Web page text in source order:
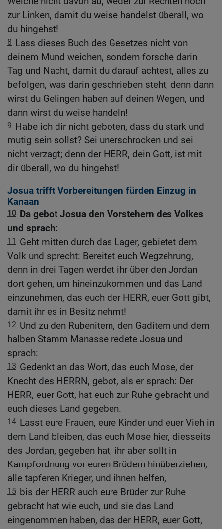
zur Linken, damit du weise handelst überall, wo
du hingehst!
8 Lass dieses Buch des Gesetzes nicht von
deinem Mund weichen, sondern forsche darin
Tag und Nacht, damit du darauf achtest, alles zu
befolgen, was darin geschrieben steht; denn dann
wirst du Gelingen haben auf deinen Wegen, und
dann wirst du weise handeln!
9 Habe ich dir nicht geboten, dass du stark und
mutig sein sollst? Sei unerschrocken und sei
nicht verzagt; denn der HERR, dein Gott, ist mit
dir überall, wo du hingehst!
Josua trifft Vorbereitungen fürden Einzug in
Kanaan
10 Da gebot Josua den Vorstehern des Volkes
und sprach:
11
Geht mitten durch das Lager, gebietet dem
Volk und sprecht: Bereitet euch Wegzehrung,
denn in drei Tagen werdet ihr über den Jordan
dort gehen, um hineinzukommen und das Land
einzunehmen, das euch der HERR, euer Gott gibt,
damit ihr es in Besitz nehmt!
12 Und zu den Rubenitern, den Gaditern und dem
halben Stamm Manasse redete Josua und
sprach:
13 Gedenkt an das Wort, das euch Mose, der
Knecht des HERRN, gebot, als er sprach: Der
HERR, euer Gott, hat euch zur Ruhe gebracht und
euch dieses Land gegeben.
14 Lasst eure Frauen, eure Kinder und euer Vieh in
dem Land bleiben, das euch Mose hier, diesseits
des Jordan, gegeben hat; ihr aber sollt in
Kampfordnung vor euren Brüdern hinüberziehen,
alle tapferen Krieger, und ihnen helfen,
15 bis der HERR auch eure Brüder zur Ruhe
gebracht hat wie euch, und sie das Land
eingenommen haben, das der HERR, euer Gott,